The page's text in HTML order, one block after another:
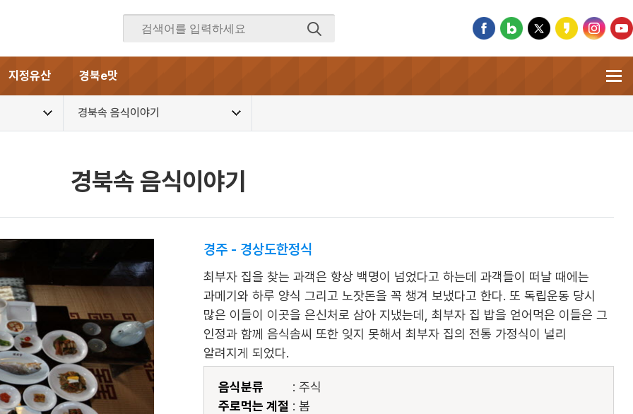
지정유산 경북e맛
경북속 음식이야기
경북속 음식이야기
경주 - 경상도한정식
최부자 집을 찾는 과객은 항상 백명이 넘었다고 하는데 과객들이 떠날 때에는
과메기와 하루 양식 그리고 노잣돈을 꼭 챙겨 보냈다고 한다. 또 독립운동 당시
많은 이들이 이곳을 은신처로 삼아 지냈는데, 최부자 집 밥을 얻어먹은 이들은 그
인정과 함께 음식솜씨 또한 잊지 못해서 최부자 집의 전통 가정식이 널리
알려지게 되었다.
음식분류
: 주식
주로먹는 계절 : 봄